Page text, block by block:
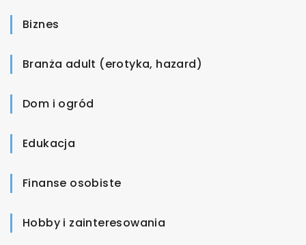
Biznes
Branża adult (erotyka, hazard)
Dom i ogród
Edukacja
Finanse osobiste
Hobby i zainteresowania